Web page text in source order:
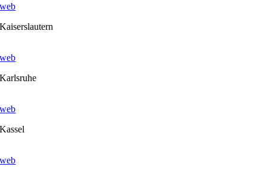
web
Kaiserslautern
web
Karlsruhe
web
Kassel
web